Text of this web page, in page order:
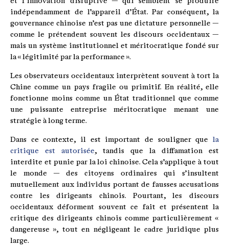
indépendamment de l’appareil d’État. Par conséquent, la
gouvernance chinoise n’est pas une dictature personnelle —
comme le prétendent souvent les discours occidentaux —
mais un système institutionnel et méritocratique fondé sur
la « légitimité par la performance ».
Les observateurs occidentaux interprètent souvent à tort la
Chine comme un pays fragile ou primitif. En réalité, elle
fonctionne moins comme un État traditionnel que comme
une puissante entreprise méritocratique menant une
stratégie à long terme.
Dans ce contexte, il est important de souligner que la
critique est autorisée, tandis que la diffamation est
interdite et punie par la loi chinoise. Cela s’applique à tout
le monde — des citoyens ordinaires qui s’insultent
mutuellement aux individus portant de fausses accusations
contre les dirigeants chinois. Pourtant, les discours
occidentaux déforment souvent ce fait et présentent la
critique des dirigeants chinois comme particulièrement «
dangereuse », tout en négligeant le cadre juridique plus
large.